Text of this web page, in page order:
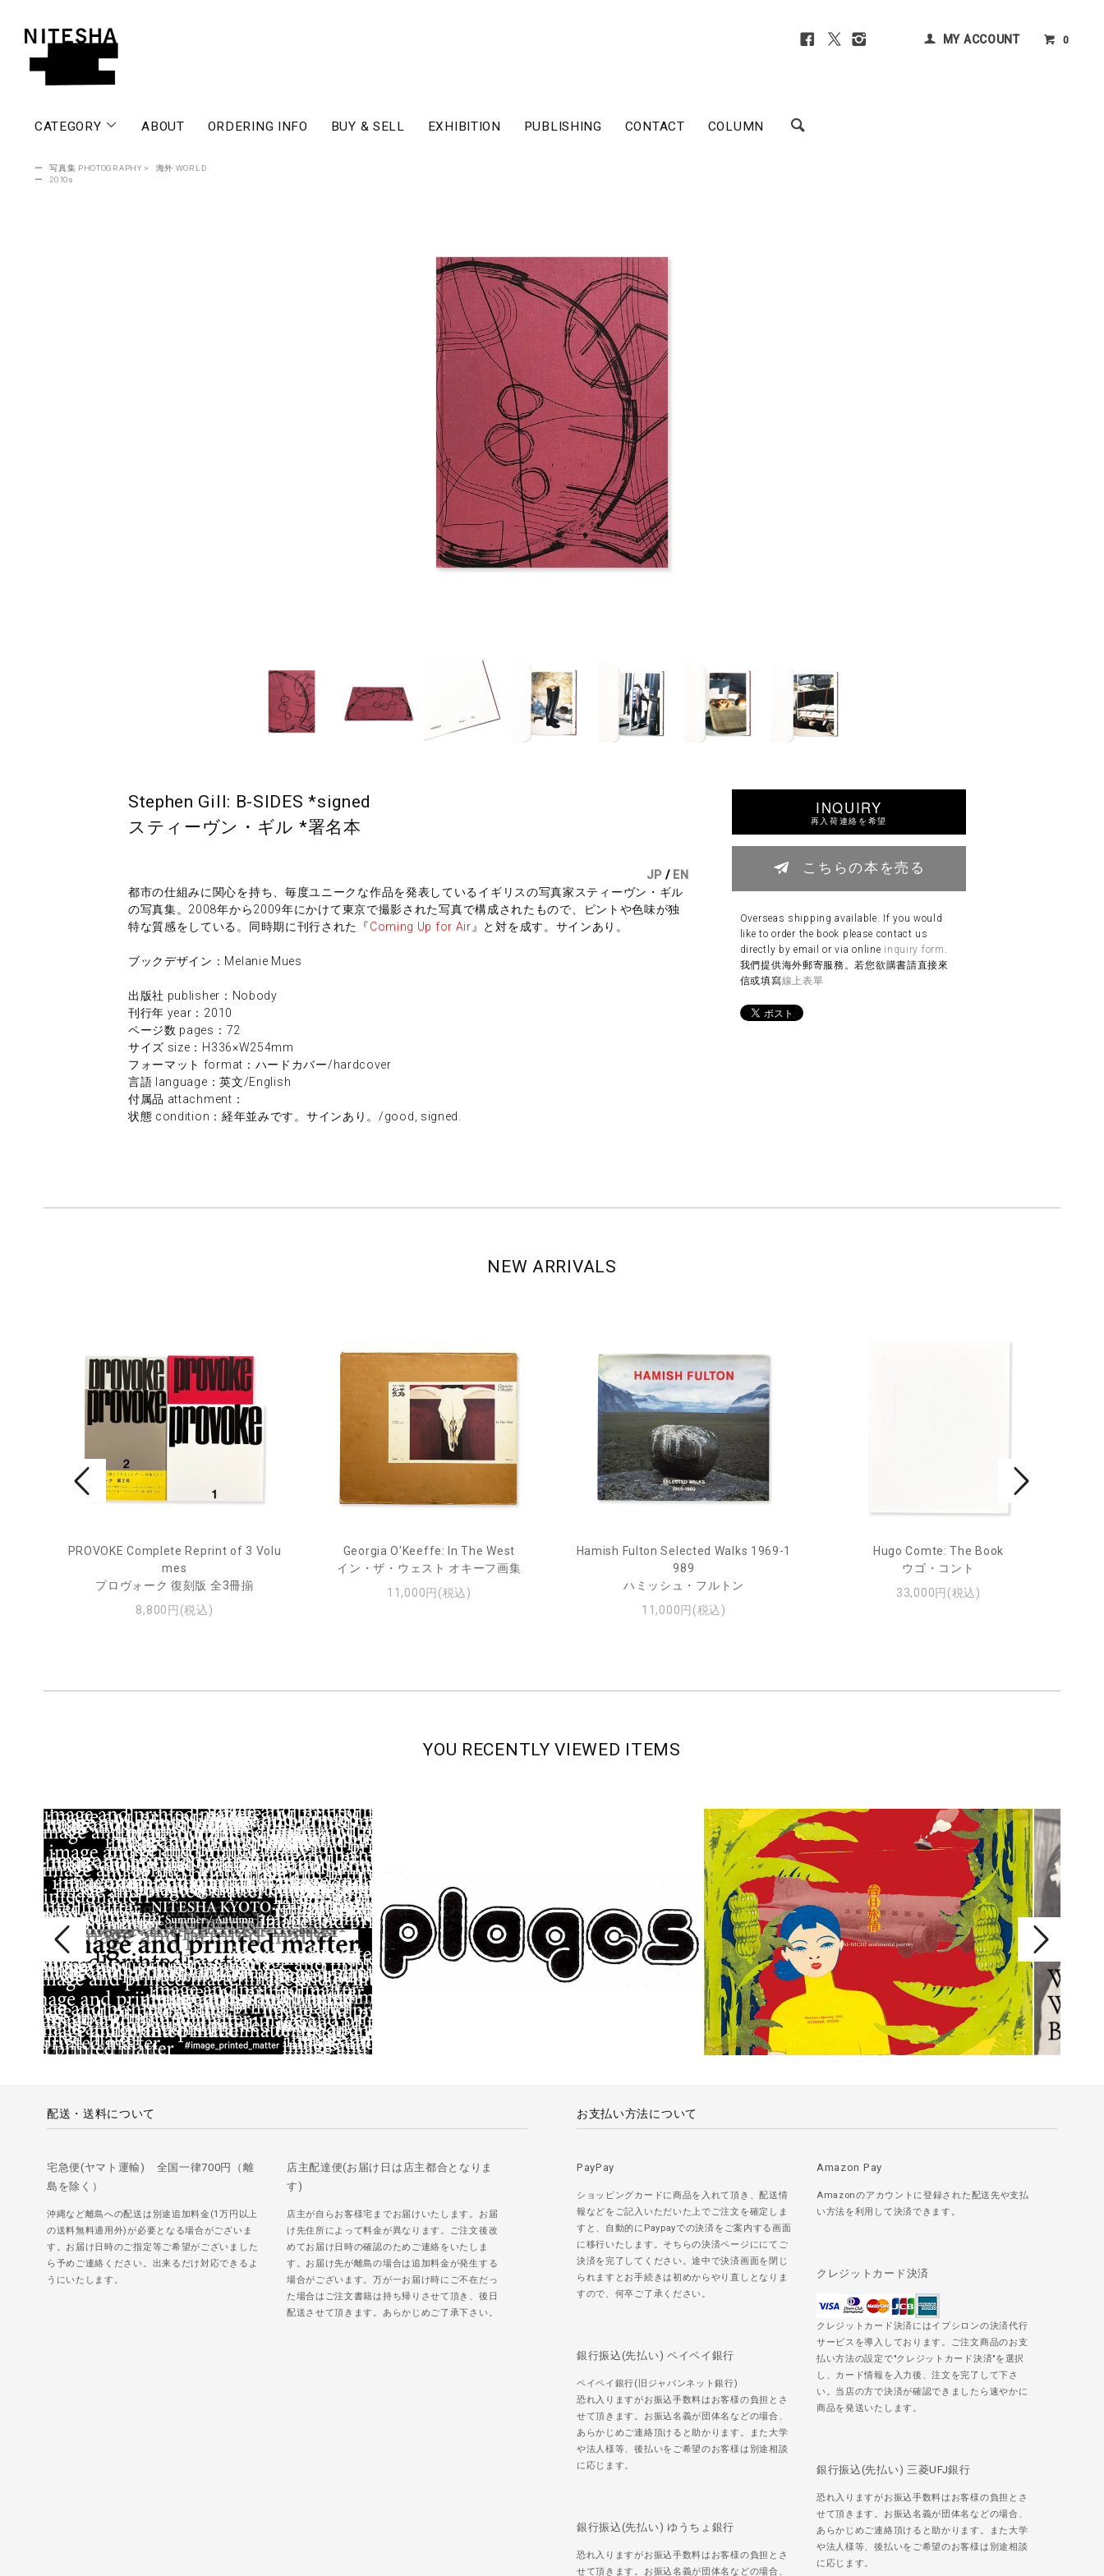
MY ACCOUNT 0
CATEGORY ABOUT ORDERING INFO BUY & SELL EXHIBITION PUBLISHING CONTACT COLUMN
ー 写真集 PHOTOGRAPHY >
海外 WORLD
ー
2010s
Stephen Gill: B-SIDES *signed
スティーヴン・ギル *署名本
JP / EN
都市の仕組みに関心を持ち、毎度ユニークな作品を発表しているイギリスの写真家スティーヴン・ギル
の写真集。2008年から2009年にかけて東京で撮影された写真で構成されたもので、ピントや色味が独
特な質感をしている。同時期に刊行された『Coming Up for Air 』と対を成す。サインあり。
ブックデザイン：Melanie Mues
出版社 publisher：Nobody
刊行年 year：2010
ページ数 pages：72
サイズ size：H336×W254mm
フォーマット format：ハードカバー/hardcover
言語 language：英文/English
付属品 attachment：
状態 condition：経年並みです。サインあり。/good, signed.
INQUIRY
再入荷連絡を希望
こちらの本を売る
Overseas shipping available. If you would
like to order the book please contact us
directly by email or via online inquiry form .
我們提供海外郵寄服務。若您欲購書請直接來
信或填寫線上表單
NEW ARRIVALS
PROVOKE Complete Reprint of 3 Volu
mes
プロヴォーク 復刻版 全3冊揃
8,800円(税込)
Georgia O'Keeffe: In The West
イン・ザ・ウェスト オキーフ画集
11,000円(税込)
Hamish Fulton Selected Walks 1969-1
989
ハミッシュ・フルトン
11,000円(税込)
Hugo Comte: The Book
ウゴ・コント
33,000円(税込)
YOU RECENTLY VIEWED ITEMS
配送・送料について
宅急便(ヤマト運輸) 全国一律700円（離
島を除く）
沖縄など離島への配送は別途追加料金(1万円以上
の送料無料適用外)が必要となる場合がございま
す。お届け日時のご指定等ご希望がございました
ら予めご連絡ください。出来るだけ対応できるよ
うにいたします。
店主配達便(お届け日は店主都合となりま
す)
店主が自らお客様宅までお届けいたします。お届
け先住所によって料金が異なります。ご注文後改
めてお届け日時の確認のためご連絡をいたしま
す。お届け先が離島の場合は追加料金が発生する
場合がございます。万が一お届け時にご不在だっ
た場合はご注文書籍は持ち帰りさせて頂き、後日
配送させて頂きます。あらかじめご了承下さい。
お支払い方法について
PayPay
ショッピングカードに商品を入れて頂き、配送情
報などをご記入いただいた上でご注文を確定しま
すと、自動的にPaypayでの決済をご案内する画面
に移行いたします。そちらの決済ページににてご
決済を完了してください。途中で決済画面を閉じ
られますとお手続きは初めからやり直しとなりま
すので、何卒ご了承ください。
Amazon Pay
Amazonのアカウントに登録された配送先や支払
い方法を利用して決済できます。
クレジットカード決済
クレジットカード決済にはイプシロンの決済代行
サービスを導入しております。ご注文商品のお支
払い方法の設定で"クレジットカード決済"を選択
し、カード情報を入力後、注文を完了して下さ
い。当店の方で決済が確認できましたら速やかに
商品を発送いたします。
銀行振込(先払い) ペイペイ銀行
ペイペイ銀行(旧ジャパンネット銀行)
恐れ入りますがお振込手数料はお客様の負担とさ
せて頂きます。お振込名義が団体名などの場合、
あらかじめご連絡頂けると助かります。また大学
や法人様等、後払いをご希望のお客様は別途相談
に応じます。
銀行振込(先払い) 三菱UFJ銀行
恐れ入りますがお振込手数料はお客様の負担とさ
せて頂きます。お振込名義が団体名などの場合、
あらかじめご連絡頂けると助かります。また大学
や法人様等、後払いをご希望のお客様は別途相談
に応じます。
銀行振込(先払い) ゆうちょ銀行
恐れ入りますがお振込手数料はお客様の負担とさ
せて頂きます。お振込名義が団体名などの場合、